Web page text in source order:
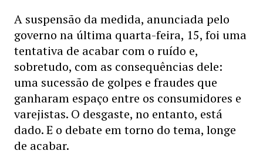
A suspensão da medida, anunciada pelo
governo na última quarta-feira, 15, foi uma
tentativa de acabar com o ruído e,
sobretudo, com as consequências dele:
uma sucessão de golpes e fraudes que
ganharam espaço entre os consumidores e
varejistas. O desgaste, no entanto, está
dado. E o debate em torno do tema, longe
de acabar.